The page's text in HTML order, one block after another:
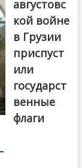
августовс
кой войне
в Грузии
приспуст
или
государст
венные
флаги